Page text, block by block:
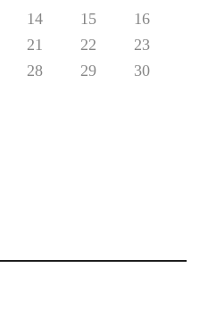
14 15
16
21 22
23
28 29
30